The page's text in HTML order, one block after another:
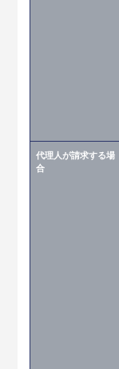
代理人が請求する場
合